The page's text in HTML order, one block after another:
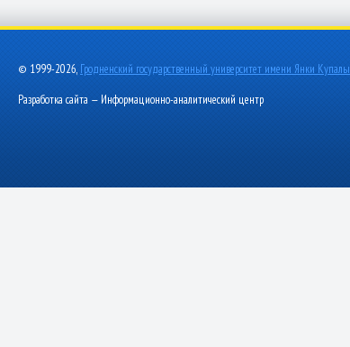
© 1999-2026, Гродненский государственный университет имени Янки Купалы
Разработка сайта — Информационно-аналитический центр